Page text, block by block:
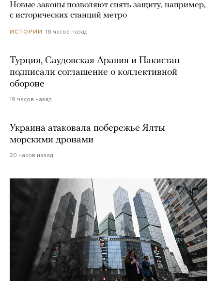
Новые законы позволяют снять защиту, например,
с исторических станций метро
ИСТОРИИ 18 часов назад
Турция, Саудовская Аравия и Пакистан
подписали соглашение о коллективной
обороне
19 часов назад
Украина атаковала побережье Ялты
морскими дронами
20 часов назад